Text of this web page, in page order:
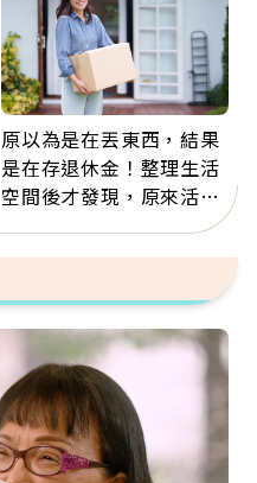
原以為是在丟東西，結果
是在存退休金！整理生活
空間後才發現，原來活得